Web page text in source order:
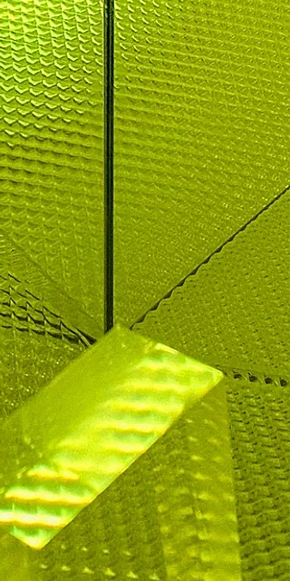
Siedlung.
Wir unterstützen Projekte, die Bildung,
Zusammenhalt und Engagement fördern.
Wir setzen uns für das gemeinsame Wohl und
die Ziele des Vereins ein.
Wir beteiligen uns aktiv am Vereinsleben und
bringen uns im Rahmen unserer Möglichkeiten
ein.
Bei Veranstaltungen vertreten wir den Verein
verantwortungsbewusst und vorbildlich.
§ 3
Transparenz
und Vertrauen
Wir respektieren demokratische
Entscheidungen des Vereins.
Wir achten auf eine klare Aufgabenverteilung
sowie verlässliche und nachvollziehbare
Entscheidungsprozesse.
Wir gehen sorgfältig und verantwortungsvoll